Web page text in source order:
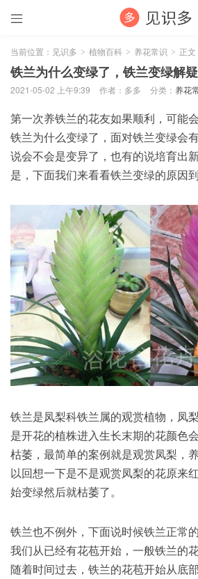

当前位置： 见识多 > 植物百科 > 养花常识 > 正文
铁兰为什么变绿了，铁兰变绿解疑
2021-05-02 上午9:39 作者：多多 分类： 养花
第一次养铁兰的花友如果顺利，可能
铁兰为什么变绿了，面对铁兰变绿会
说会不会是变异了，也有的说培育出
是，下面我们来看看铁兰变绿的原因
铁兰是凤梨科铁兰属的观赏植物，凤
是开花的植株进入生长末期的花颜色
枯萎，最简单的案例就是观赏凤梨，
以回想一下是不是观赏凤梨的花原来
始变绿然后就枯萎了。
铁兰也不例外，下面说时候铁兰正常
我们从已经有花苞开始，一般铁兰的
随着时间过去，铁兰的花苞开始从底